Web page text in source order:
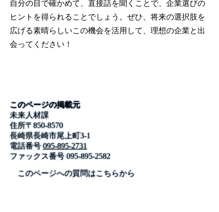
自分の目で確かめて、直接話を聞くことで、企業選びの
ヒントを得られることでしょう。ぜひ、将来の選択肢を
広げる素晴らしいこの機会を活用して、理想の企業と出
会ってください！
このページの掲載元
未来人材課
住所〒850-8570
長崎県長崎市尾上町3-1
電話番号 095-895-2731
ファックス番号095-895-2582
このページへの質問はこちらから